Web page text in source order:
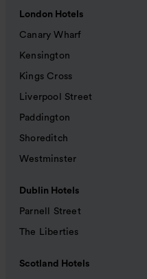
London Hotels
Canary Wharf
Kensington
Kings Cross
Liverpool Street
Paddington
Shoreditch
Westminster
Dublin Hotels
Parnell Street
The Liberties
Scotland Hotels